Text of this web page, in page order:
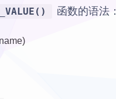
函数的语法：